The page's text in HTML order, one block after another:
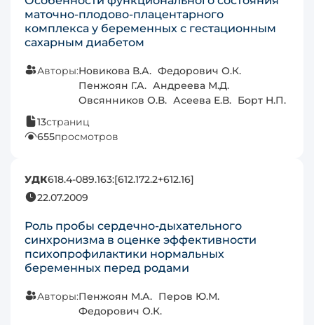
маточно-плодово-плацентарного
комплекса у беременных с гестационным
сахарным диабетом
Авторы:Новикова В.А. Федорович О.К.
Пенжоян Г.А. Андреева М.Д.
Овсянников О.В. Асеева Е.В. Борт Н.П.
13страниц
655просмотров
УДК618.4-089.163:[612.172.2+612.16]
22.07.2009
Роль пробы сердечно-дыхательного
синхронизма в оценке эффективности
психопрофилактики нормальных
беременных перед родами
Авторы:Пенжоян М.А. Перов Ю.М.
Федорович О.К.